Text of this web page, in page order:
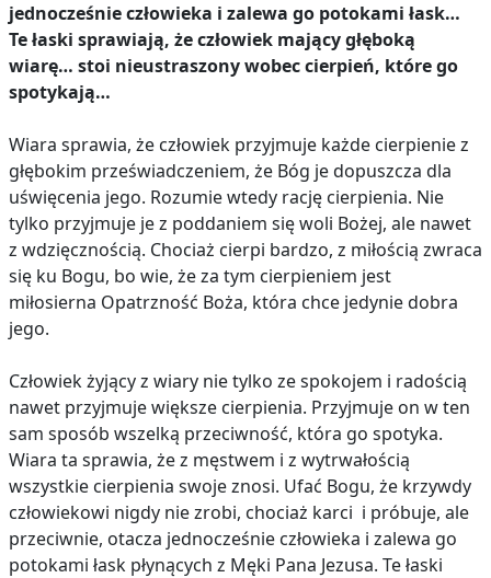
jednocześnie człowieka i zalewa go potokami łask…
Te łaski sprawiają, że człowiek mający głęboką
wiarę… stoi nieustraszony wobec cierpień, które go
spotykają…
Wiara sprawia, że człowiek przyjmuje każde cierpienie z
głębokim przeświadczeniem, że Bóg je dopuszcza dla
uświęcenia jego. Rozumie wtedy rację cierpienia. Nie
tylko przyjmuje je z poddaniem się woli Bożej, ale nawet
z wdzięcznością. Chociaż cierpi bardzo, z miłością zwraca
się ku Bogu, bo wie, że za tym cierpieniem jest
miłosierna Opatrzność Boża, która chce jedynie dobra
jego.
Człowiek żyjący z wiary nie tylko ze spokojem i radością
nawet przyjmuje większe cierpienia. Przyjmuje on w ten
sam sposób wszelką przeciwność, która go spotyka.
Wiara ta sprawia, że z męstwem i z wytrwałością
wszystkie cierpienia swoje znosi. Ufać Bogu, że krzywdy
człowiekowi nigdy nie zrobi, chociaż karci i próbuje, ale
przeciwnie, otacza jednocześnie człowieka i zalewa go
potokami łask płynących z Męki Pana Jezusa. Te łaski